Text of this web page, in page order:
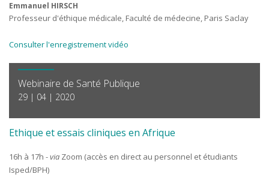
Emmanuel HIRSCH
Professeur d'éthique médicale, Faculté de médecine, Paris Saclay
Consulter l'enregistrement vidéo
Webinaire de Santé Publique
29 | 04 | 2020
Ethique et essais cliniques en Afrique
16h à 17h -via Zoom (accès en direct au personnel et étudiants
Isped/BPH)